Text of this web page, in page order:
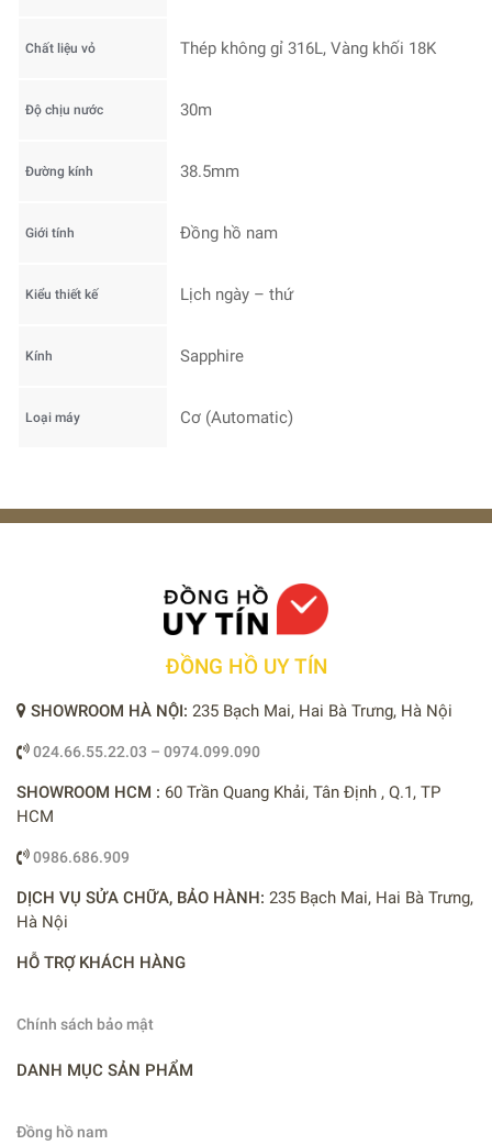
Chất liệu vỏ Thép không gỉ 316L, Vàng khối 18K
Độ chịu nước 30m
Đường kính 38.5mm
Giới tính Đồng hồ nam
Kiểu thiết kế Lịch ngày – thứ
Kính Sapphire
Loại máy Cơ (Automatic)
ĐỒNG HỒ UY TÍN
SHOWROOM HÀ NỘI: 235 Bạch Mai, Hai Bà Trưng, Hà Nội
024.66.55.22.03 – 0974.099.090
SHOWROOM HCM : 60 Trần Quang Khải, Tân Định , Q.1, TP
HCM
0986.686.909
DỊCH VỤ SỬA CHỮA, BẢO HÀNH: 235 Bạch Mai, Hai Bà Trưng,
Hà Nội
HỖ TRỢ KHÁCH HÀNG
Chính sách bảo mật
DANH MỤC SẢN PHẨM
Đồng hồ nam